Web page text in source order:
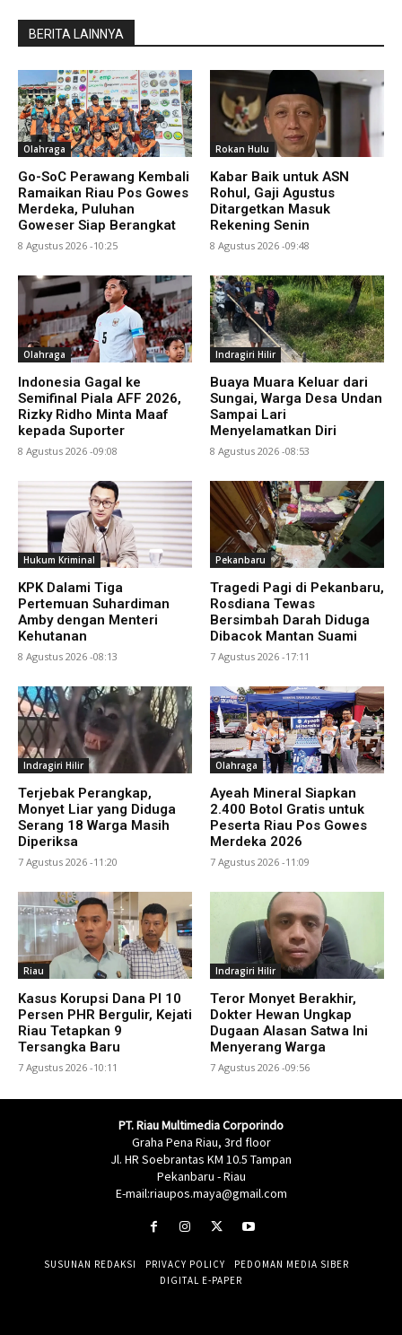
BERITA LAINNYA
Olahraga
Go-SoC Perawang Kembali
Ramaikan Riau Pos Gowes
Merdeka, Puluhan
Goweser Siap Berangkat
8 Agustus 2026 -10:25
Rokan Hulu
Kabar Baik untuk ASN
Rohul, Gaji Agustus
Ditargetkan Masuk
Rekening Senin
8 Agustus 2026 -09:48
Olahraga
Indonesia Gagal ke
Semifinal Piala AFF 2026,
Rizky Ridho Minta Maaf
kepada Suporter
8 Agustus 2026 -09:08
Indragiri Hilir
Buaya Muara Keluar dari
Sungai, Warga Desa Undan
Sampai Lari
Menyelamatkan Diri
8 Agustus 2026 -08:53
Hukum Kriminal
KPK Dalami Tiga
Pertemuan Suhardiman
Amby dengan Menteri
Kehutanan
8 Agustus 2026 -08:13
Pekanbaru
Tragedi Pagi di Pekanbaru,
Rosdiana Tewas
Bersimbah Darah Diduga
Dibacok Mantan Suami
7 Agustus 2026 -17:11
Indragiri Hilir
Terjebak Perangkap,
Monyet Liar yang Diduga
Serang 18 Warga Masih
Diperiksa
7 Agustus 2026 -11:20
Olahraga
Ayeah Mineral Siapkan
2.400 Botol Gratis untuk
Peserta Riau Pos Gowes
Merdeka 2026
7 Agustus 2026 -11:09
Riau
Kasus Korupsi Dana PI 10
Persen PHR Bergulir, Kejati
Riau Tetapkan 9
Tersangka Baru
7 Agustus 2026 -10:11
Indragiri Hilir
Teror Monyet Berakhir,
Dokter Hewan Ungkap
Dugaan Alasan Satwa Ini
Menyerang Warga
7 Agustus 2026 -09:56
PT. Riau Multimedia Corporindo
Graha Pena Riau, 3rd floor
Jl. HR Soebrantas KM 10.5 Tampan
Pekanbaru - Riau
E-mail:riaupos.maya@gmail.com
SUSUNAN REDAKSI PRIVACY POLICY
PEDOMAN MEDIA SIBER
DIGITAL E-PAPER